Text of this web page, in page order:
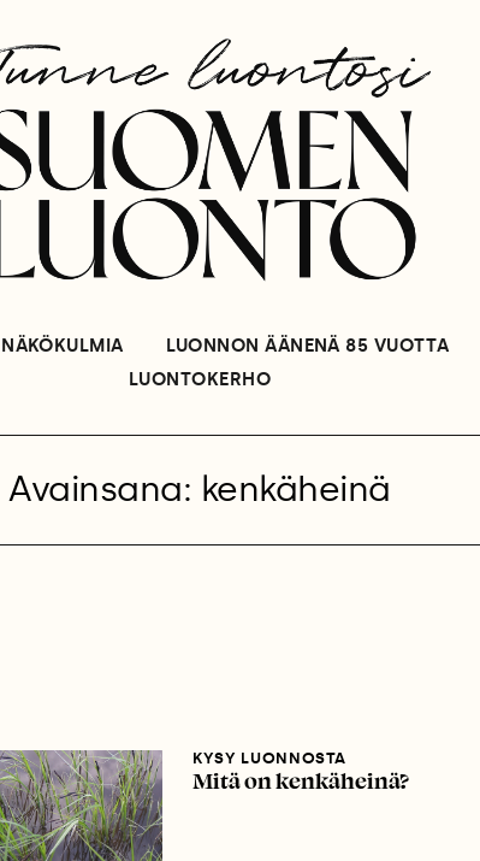
NÄKÖKULMIA LUONNON ÄÄNENÄ 85 VUOTTA
LUONTOKERHO
Avainsana: kenkäheinä
KYSY LUONNOSTA
Mitä on kenkäheinä?